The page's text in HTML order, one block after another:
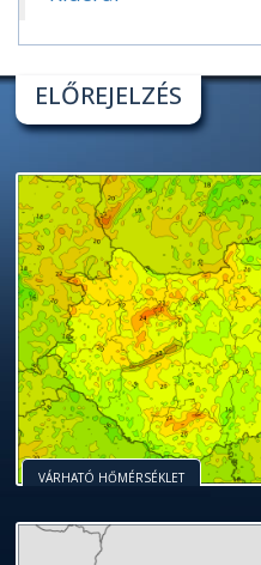
ELŐREJELZÉS
VÁRHATÓ HŐMÉRSÉKLET